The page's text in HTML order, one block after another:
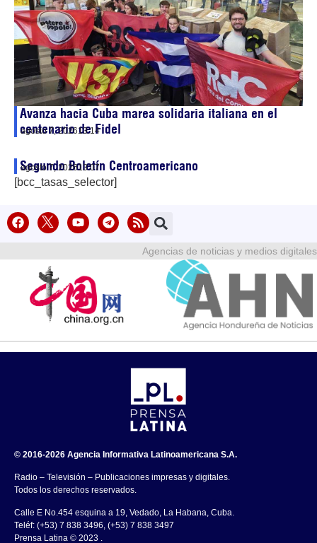
Avanza hacia Cuba marea solidaria italiana en el
centenario de Fidel
agosto 7, 202613:14
Segundo Boletín Centroamericano
agosto 7, 202613:07
[bcc_tasas_selector]
Agencias de noticias y medios digitales
© 2016-2026 Agencia Informativa Latinoamericana S.A.
Radio – Televisión – Publicaciones impresas y digitales.
Todos los derechos reservados.
Calle E No.454 esquina a 19, Vedado, La Habana, Cuba.
Teléf: (+53) 7 838 3496, (+53) 7 838 3497
Prensa Latina © 2023 .